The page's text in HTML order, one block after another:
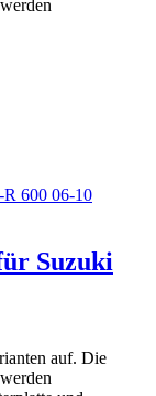
Suzuki
auf. Die